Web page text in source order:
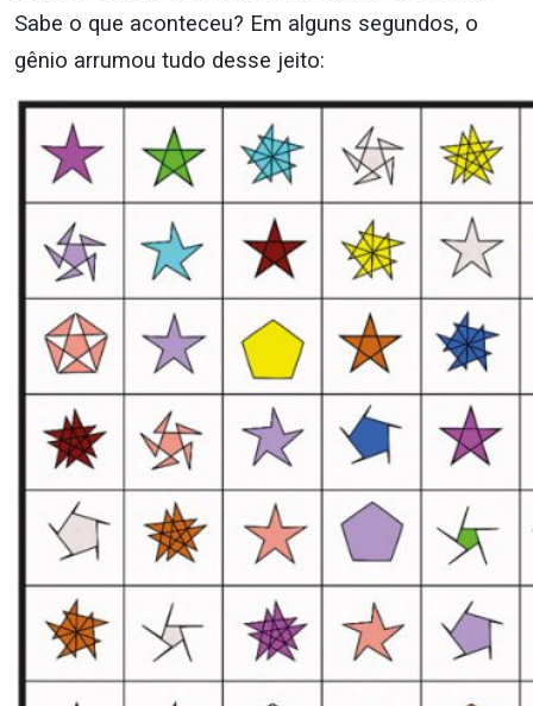
Sabe o que aconteceu? Em alguns segundos, o
gênio arrumou tudo desse jeito: